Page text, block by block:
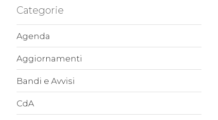
Categorie
Agenda
Aggiornamenti
Bandi e Avvisi
CdA